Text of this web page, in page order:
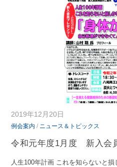
2019年12月20日
例会案内 / ニュース＆トピックス
令和元年度1月度 新入会
人生100年計画 これを知らないと